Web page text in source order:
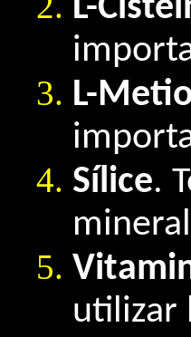
L-
L-
Sílice.
utilizar